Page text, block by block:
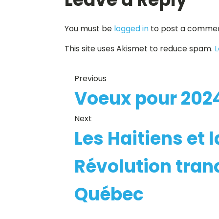
You must be logged in to post a
This site uses Akismet to reduce spam.
Previous
Voeux pour
Next
Les Haitiens et
Révolution
Québec